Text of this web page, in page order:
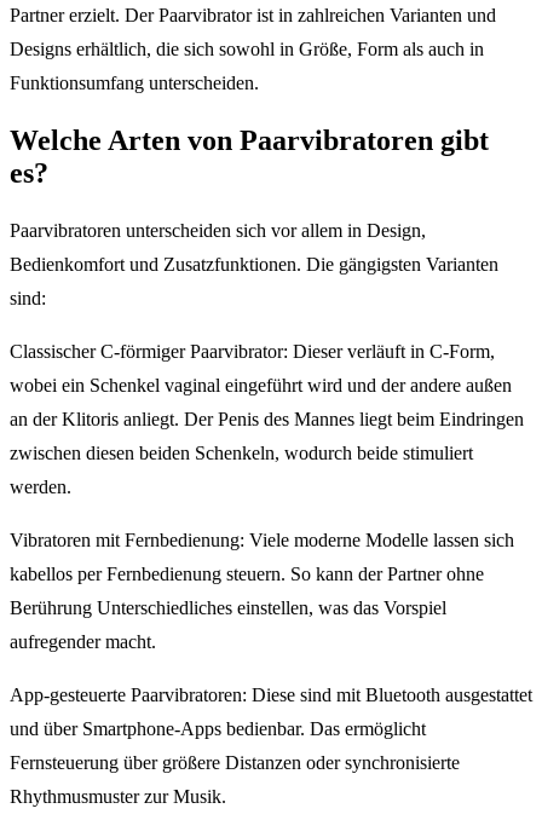
Partner erzielt. Der Paarvibrator ist in zahlreichen Varianten und
Designs erhältlich, die sich sowohl in Größe, Form als auch in
Funktionsumfang unterscheiden.
Welche Arten von Paarvibratoren gibt
es?
Paarvibratoren unterscheiden sich vor allem in Design,
Bedienkomfort und Zusatzfunktionen. Die gängigsten Varianten
sind:
Classischer C-förmiger Paarvibrator: Dieser verläuft in C-Form,
wobei ein Schenkel vaginal eingeführt wird und der andere außen
an der Klitoris anliegt. Der Penis des Mannes liegt beim Eindringen
zwischen diesen beiden Schenkeln, wodurch beide stimuliert
werden.
Vibratoren mit Fernbedienung: Viele moderne Modelle lassen sich
kabellos per Fernbedienung steuern. So kann der Partner ohne
Berührung Unterschiedliches einstellen, was das Vorspiel
aufregender macht.
App-gesteuerte Paarvibratoren: Diese sind mit Bluetooth ausgestattet
und über Smartphone-Apps bedienbar. Das ermöglicht
Fernsteuerung über größere Distanzen oder synchronisierte
Rhythmusmuster zur Musik.